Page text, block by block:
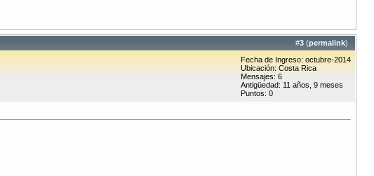
#3 (permalink)
Fecha de Ingreso: octubre-2014
Ubicación: Costa Rica
Mensajes: 6
Antigüedad: 11 años, 9 meses
Puntos: 0